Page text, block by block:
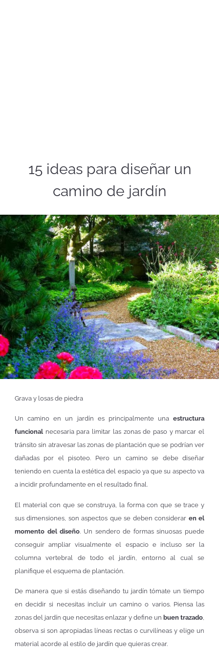
15 ideas para diseñar un
camino de jardín
Grava y losas de piedra
Un camino en un jardín es principalmente una estructura
funcional necesaria para limitar las zonas de paso y marcar el
tránsito sin atravesar las zonas de plantación que se podrían ver
dañadas por el pisoteo. Pero un camino se debe diseñar
teniendo en cuenta la estética del espacio ya que su aspecto va
a incidir profundamente en el resultado final.
El material con que se construya, la forma con que se trace y
sus dimensiones, son aspectos que se deben considerar en el
momento del diseño. Un sendero de formas sinuosas puede
conseguir ampliar visualmente el espacio e incluso ser la
columna vertebral de todo el jardín, entorno al cual se
planifique el esquema de plantación.
De manera que si estás diseñando tu jardín tómate un tiempo
en decidir si necesitas incluir un camino o varios. Piensa las
zonas del jardín que necesitas enlazar y define un buen trazado
observa si son apropiadas líneas rectas o curvilíneas y elige un
material acorde al estilo de jardín que quieras crear.